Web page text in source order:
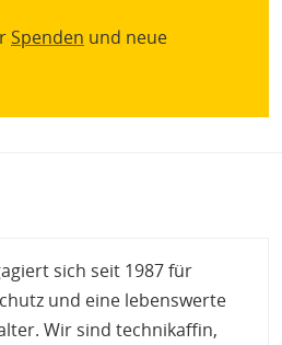
Spenden und neue
sich seit 1987 für
und eine lebenswerte
Wir sind technikaffin,